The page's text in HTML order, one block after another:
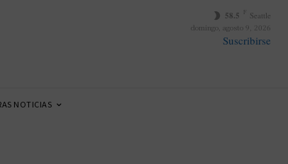
58.5 F
Seattle
domingo, agosto 9, 2026
Suscribirse
NOTICIAS